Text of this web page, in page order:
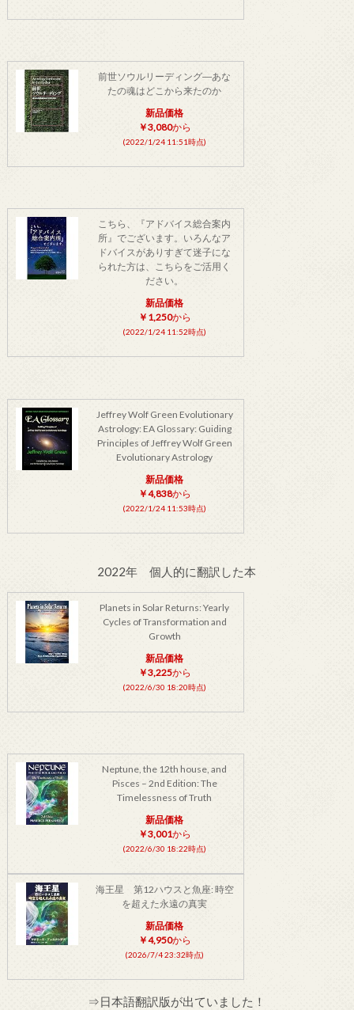
前世ソウルリーディング―あな
たの魂はどこから来たのか
新品価格
￥3,080から
(2022/1/24 11:51時点)
こちら、『アドバイス総合案内
所』でございます。いろんなア
ドバイスがありすぎて迷子にな
られた方は、こちらをご活用く
ださい。
新品価格
￥1,250から
(2022/1/24 11:52時点)
Jeffrey Wolf Green Evolutionary
Astrology: EA Glossary: Guiding
Principles of Jeffrey Wolf Green
Evolutionary Astrology
新品価格
￥4,838から
(2022/1/24 11:53時点)
2022年 個人的に翻訳した本
Planets in Solar Returns: Yearly
Cycles of Transformation and
Growth
新品価格
￥3,225から
(2022/6/30 18:20時点)
Neptune, the 12th house, and
Pisces – 2nd Edition: The
Timelessness of Truth
新品価格
￥3,001から
(2022/6/30 18:22時点)
海王星 第12ハウスと魚座: 時空
を超えた永遠の真実
新品価格
￥4,950から
(2026/7/4 23:32時点)
⇒日本語翻訳版が出ていました！